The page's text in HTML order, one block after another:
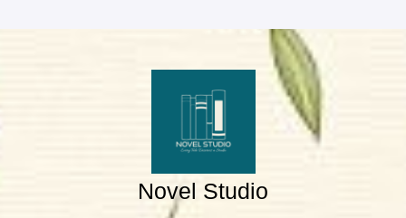
to
Novel Studio